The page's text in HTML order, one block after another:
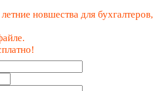
новшества для бухгалтеров,